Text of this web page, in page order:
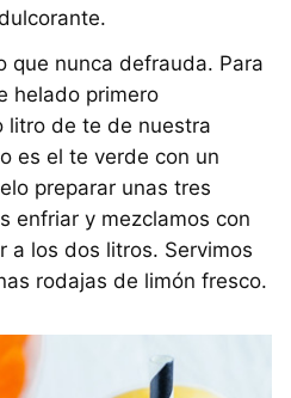
que nunca defrauda. Para
helado primero
litro de te de nuestra
es el te verde con un
preparar unas tres
enfriar y mezclamos con
a los dos litros. Servimos
rodajas de limón fresco.